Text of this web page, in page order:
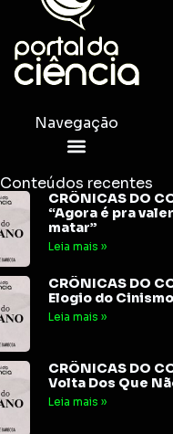
Navegação
Conteúdos recentes
CRÔNICAS DO
“Agora é pra
matar”
Leia mais »
CRÔNICAS DO
Elogio do Cinismo
Leia mais »
CRÔNICAS DO
Volta Dos Que
Leia mais »